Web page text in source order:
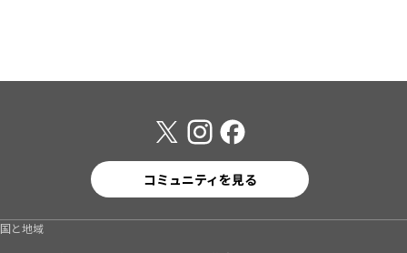
コミュニティを見る
国と地域